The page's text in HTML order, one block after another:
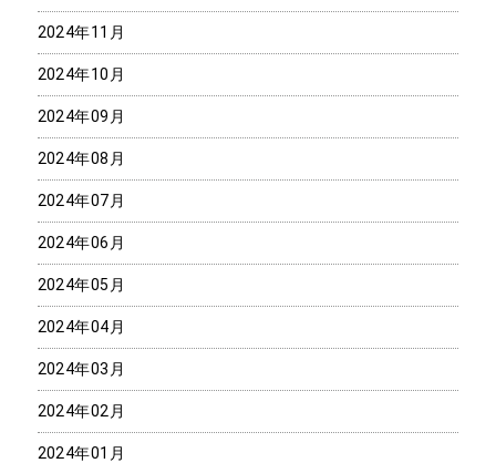
2024年11月
2024年10月
2024年09月
2024年08月
2024年07月
2024年06月
2024年05月
2024年04月
2024年03月
2024年02月
2024年01月